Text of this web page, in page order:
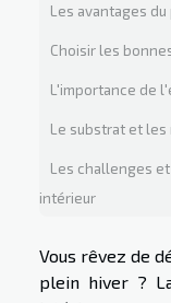
Les avantages
Choisir les
L'importance de
Le substrat et
Les challenges
intérieur
Vous rêvez de
plein hiver ?